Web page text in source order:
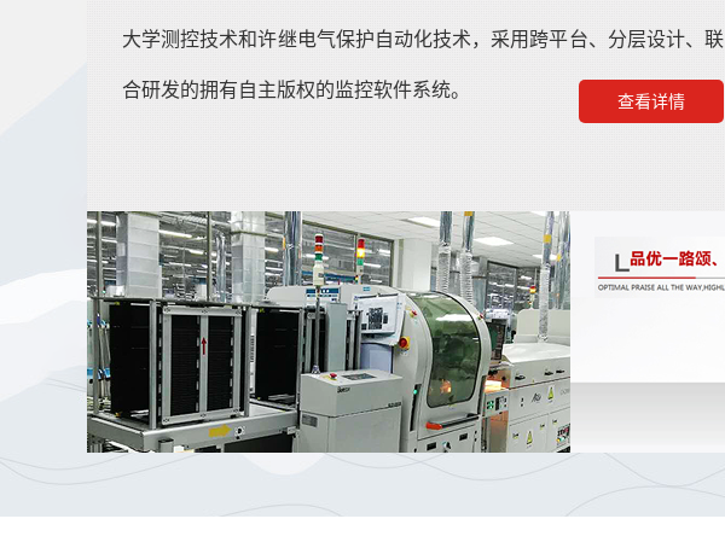
大学测控技术和许继电气保护自动化技术，采用跨平台、分层设计、联
合研发的拥有自主版权的监控软件系统。
查看详情